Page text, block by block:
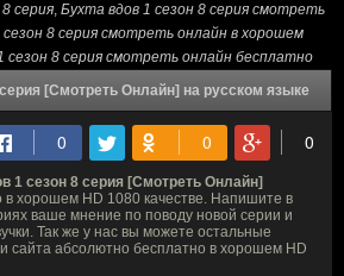
серия, Бухта вдов 1 сезон 8 серия смотреть
сезон 8 серия смотреть онлайн в хорошем
сезон 8 серия смотреть онлайн бесплатно
[Смотреть Онлайн] на русском языке
1 сезон 8 серия [Смотреть Онлайн]
в хорошем HD 1080 качестве. Напишите в
ваше мнение по поводу новой серии и
Так же у нас вы можете остальные
сайта абсолютно бесплатно в хорошем HD